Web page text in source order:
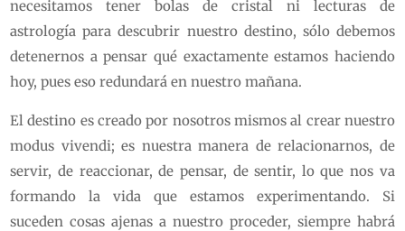
necesitamos tener bolas de cristal ni lecturas de
astrología para descubrir nuestro destino, sólo debemos
detenernos a pensar qué exactamente estamos haciendo
hoy, pues eso redundará en nuestro mañana.
El destino es creado por nosotros mismos al crear nuestro
modus vivendi; es nuestra manera de relacionarnos, de
servir, de reaccionar, de pensar, de sentir, lo que nos va
formando la vida que estamos experimentando. Si
suceden cosas ajenas a nuestro proceder, siempre habrá